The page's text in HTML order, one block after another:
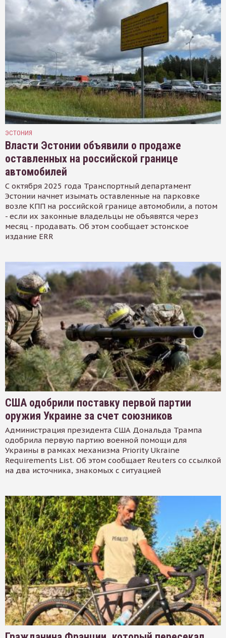
ЭСТОНИЯ
Власти Эстонии объявили о продаже
оставленных на российской границе
автомобилей
С октября 2025 года Транспортный департамент
Эстонии начнет изымать оставленные на парковке
возле КПП на российской границе автомобили, а потом
- если их законные владельцы не объявятся через
месяц - продавать. Об этом сообщает эстонское
издание ERR
США одобрили поставку первой партии
оружия Украине за счет союзников
Администрация президента США Дональда Трампа
одобрила первую партию военной помощи для
Украины в рамках механизма Priority Ukraine
Requirements List. Об этом сообщает Reuters со ссылкой
на два источника, знакомых с ситуацией